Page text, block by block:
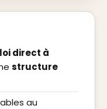
direct à
structure
au